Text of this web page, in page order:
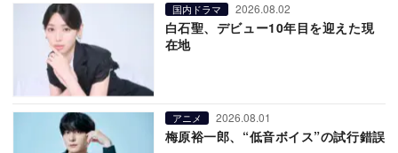
国内ドラマ 2026.08.02
白石聖、デビュー10年目を迎えた現
在地
アニメ 2026.08.01
梅原裕一郎、“低音ボイス”の試行錯誤